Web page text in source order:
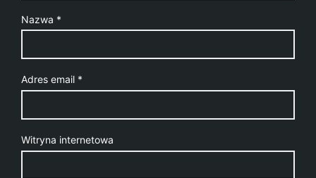
Nazwa *
Adres email *
Witryna internetowa